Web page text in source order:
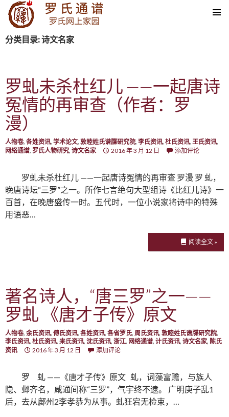
SKIP TO CONTENT
分类目录: 诗文名家
罗虬未杀杜红儿 ——一起唐诗
冤情的再审查（作者：罗
漫）
人物卷, 各姓资讯, 学术论文, 敦睦姓氏谱牒研究院, 李氏资讯, 杜氏资讯, 王氏资讯,
网络通谱, 罗氏人物研究, 诗文名家 2016 年 3 月 12 日 添加评论
罗虬未杀杜红儿 ——一起唐诗冤情的再审查 罗漫 罗 虬，
晚唐诗坛“三罗”之一。所作七言绝句大型组诗《比红儿诗》一
百首，在晚唐盛传一时。五代时，一位小说家将诗中的特殊
用语恶…
阅读全文 »
著名诗人，“唐三罗”之一——
罗虬 《唐才子传》原文
人物卷, 余氏资讯, 傅氏资讯, 各姓资讯, 各省罗氏, 周氏资讯, 敦睦姓氏谱牒研究院,
李氏资讯, 杜氏资讯, 来氏资讯, 沈氏资讯, 浙江, 网络通谱, 计氏资讯, 诗文名家, 陈氏
资讯
2016 年 3 月 12 日 添加评论
罗 虬 ——《唐才子传》原文 虬，词藻富赡，与族人
隐、邺齐名，咸通间称“三罗”，气宇终不逮。 广明庚子乱1
后，去从鄜州2李孝恭为从事。虬狂宕无检束，…